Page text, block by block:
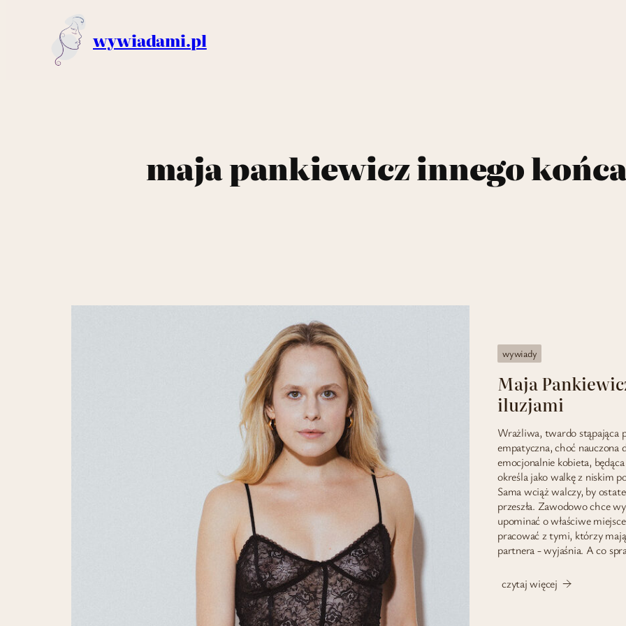
wywiadami.pl
maja pankiewicz innego
wywiady
Maja
iluzjami
Wrażliwa, twardo stąpająca
empatyczna, choć nauczona
emocjonalnie kobieta,
określa jako walkę z niskim
Sama wciąż walczy, by
przeszła. Zawodowo chce
upominać o właściwe
pracować z tymi, którzy
partnera - wyjaśnia. A co
czytaj więcej